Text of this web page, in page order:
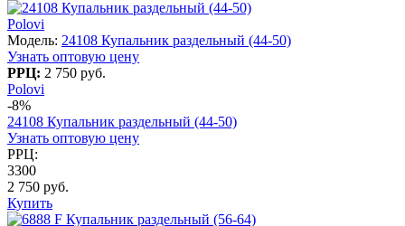
Polovi
Модель: 24108 Купальник раздельный (44-50)
Узнать оптовую цену
РРЦ: 2 750 руб.
Polovi
-8%
24108 Купальник раздельный (44-50)
Узнать оптовую цену
РРЦ:
3300
2 750 руб.
Купить